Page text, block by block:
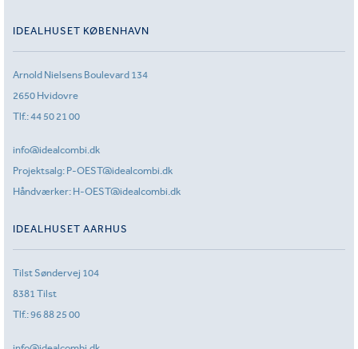
IDEALHUSET KØBENHAVN
Arnold Nielsens Boulevard 134
2650 Hvidovre
Tlf.:44 50 21 00
info@idealcombi.dk
Projektsalg: P-OEST@idealcombi.dk
Håndværker: H-OEST@idealcombi.dk
IDEALHUSET AARHUS
Tilst Søndervej 104
8381 Tilst
Tlf.:96 88 25 00